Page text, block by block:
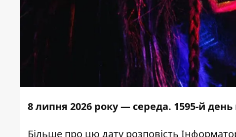
8 липня 2026 року — середа. 1595-й
Більше про цю дату розповість